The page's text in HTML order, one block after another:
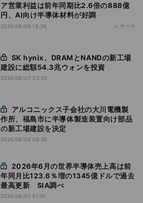
ア営業利益は前年同期比2.6倍の888億
円、AI向け半導体材料が好調
2026/08/06 18:26 レポート
建設に総額54.3兆ウォンを投資
2026/08/07 22:53
作所、福島市に半導体製造装置向け部品
の新工場建設を決定
2026/08/06 06:30
年同月比123.6％増の1345億ドルで過去
最高更新 SIA調べ
2026/08/07 21:01